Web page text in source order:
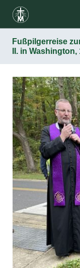
Fußpilgerreise
II. in